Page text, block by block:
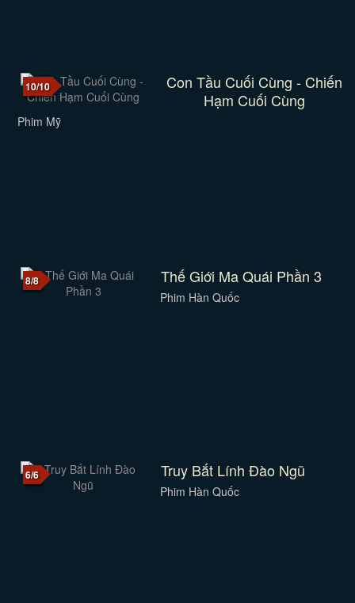
10/10
Con Tầu Cuối Cùng - Chiến
Hạm Cuối Cùng
Phim Mỹ
8/8 Thế Giới Ma Quái Phần 3
Phim Hàn Quốc
6/6 Truy Bắt Lính Đào Ngũ
Phim Hàn Quốc